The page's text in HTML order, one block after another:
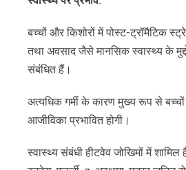
बच्चों और किशोरों में पोस्ट-ट्रॉमैटिक
तथा अवसाद जैसे मानसिक स्वास्थ्य के
संबंधित हैं।
अत्यधिक गर्मी के कारण मुख्य रूप से बच्चों
आजीविका प्रभावित होगी।
स्वास्थ्य संबंधी हीटवेव जोखिमों में शामिल